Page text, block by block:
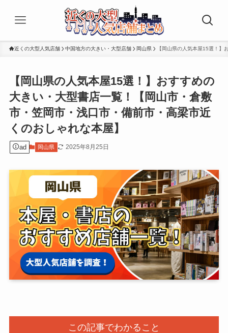
近くの大型人気店舗 中国地方の大きい・大型店舗 岡山県 【岡山県の人気本屋15選！
【岡山県の人気本屋15選！】おすすめの
大きい・大型書店一覧！【岡山市・倉敷
市・笠岡市・浅口市・備前市・高梁市近
くのおしゃれな本屋】
ad 岡山県 2025年8月25日
この記事でわかること